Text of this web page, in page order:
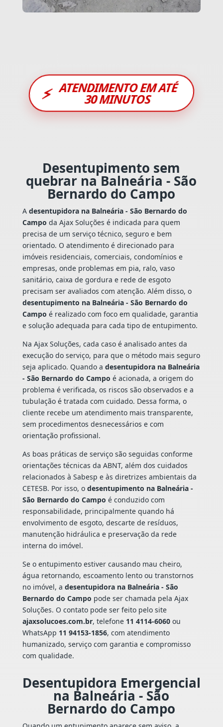
⚡ ATENDIMENTO EM ATÉ
30 MINUTOS
Desentupimento sem
quebrar na Balneária - São
Bernardo do Campo
A desentupidora na Balneária - São Bernardo do
Campo da Ajax Soluções é indicada para quem
precisa de um serviço técnico, seguro e bem
orientado. O atendimento é direcionado para
imóveis residenciais, comerciais, condomínios e
empresas, onde problemas em pia, ralo, vaso
sanitário, caixa de gordura e rede de esgoto
precisam ser avaliados com atenção. Além disso, o
desentupimento na Balneária - São Bernardo do
Campo é realizado com foco em qualidade, garantia
e solução adequada para cada tipo de entupimento.
Na Ajax Soluções, cada caso é analisado antes da
execução do serviço, para que o método mais seguro
seja aplicado. Quando a desentupidora na Balneária
- São Bernardo do Campo é acionada, a origem do
problema é verificada, os riscos são observados e a
tubulação é tratada com cuidado. Dessa forma, o
cliente recebe um atendimento mais transparente,
sem procedimentos desnecessários e com
orientação profissional.
As boas práticas de serviço são seguidas conforme
orientações técnicas da ABNT, além dos cuidados
relacionados à Sabesp e às diretrizes ambientais da
CETESB. Por isso, o desentupimento na Balneária -
São Bernardo do Campo é conduzido com
responsabilidade, principalmente quando há
envolvimento de esgoto, descarte de resíduos,
manutenção hidráulica e preservação da rede
interna do imóvel.
Se o entupimento estiver causando mau cheiro,
água retornando, escoamento lento ou transtornos
no imóvel, a desentupidora na Balneária - São
Bernardo do Campo pode ser chamada pela Ajax
Soluções. O contato pode ser feito pelo site
ajaxsolucoes.com.br, telefone 11 4114-6060ou
WhatsApp 11 94153-1856, com atendimento
humanizado, serviço com garantia e compromisso
com qualidade.
Desentupidora Emergencial
na Balneária - São
Bernardo do Campo